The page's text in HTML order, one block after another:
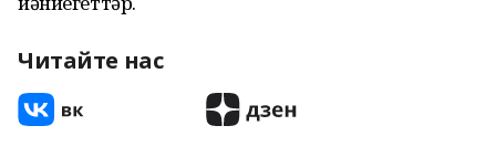
Читайте нас